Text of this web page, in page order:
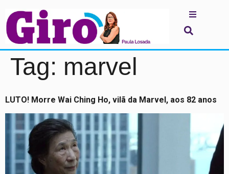
Tag: marvel
LUTO! Morre Wai Ching Ho, vilã da Marvel, aos 82 anos